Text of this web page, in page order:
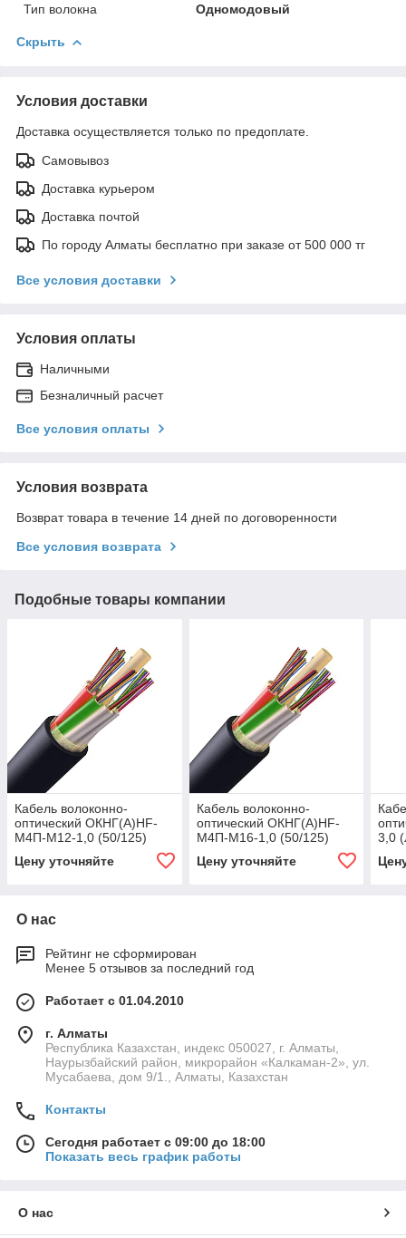
Тип волокна
Одномодовый
Скрыть
Условия доставки
Доставка осуществляется только по предоплате.
Самовывоз
Доставка курьером
Доставка почтой
По городу Алматы бесплатно при заказе от 500 000 тг
Все условия доставки
Условия оплаты
Наличными
Безналичный расчет
Все условия оплаты
Условия возврата
Возврат товара в течение 14 дней по договоренности
Все условия возврата
Подобные товары компании
Кабель волоконно-
оптический ОКНГ(А)HF-
М4П-М12-1,0 (50/125)
Цену уточняйте
Кабель волоконно-
оптический ОКНГ(А)HF-
М4П-М16-1,0 (50/125)
Цену уточняйте
3,0
О нас
Рейтинг не сформирован
Менее 5 отзывов за последний год
Работает с 01.04.2010
г. Алматы
Республика Казахстан, индекс 050027, г. Алматы,
Наурызбайский район, микрорайон «Калкаман-2», ул.
Мусабаева, дом 9/1., Алматы, Казахстан
Контакты
Сегодня работает с 09:00 до 18:00
Показать весь график работы
О нас